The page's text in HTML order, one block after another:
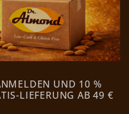
UND 10 %
LIEFERUNG AB 49 €